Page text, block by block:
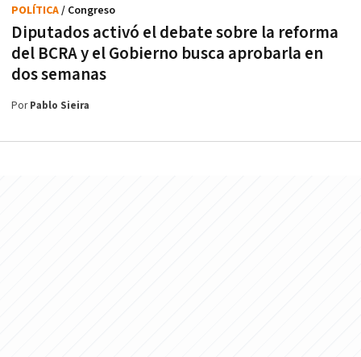
Diputados activó el debate sobre la reforma
del BCRA y el Gobierno busca aprobarla en
dos semanas
POLÍTICA/ Congreso
PorPablo Sieira